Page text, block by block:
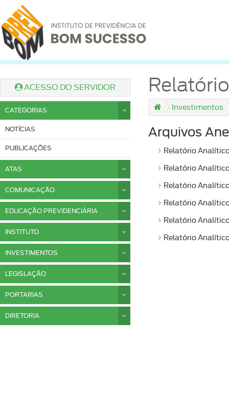
ACESSO DO SERVIDOR
CATEGORIAS
NOTÍCIAS
PUBLICAÇÕES
ATAS
COMUNICAÇÃO
EDUCAÇÃO PREVIDENCIÁRIA
INSTITUTO
INVESTIMENTOS
LEGISLAÇÃO
PORTARIAS
DIRETORIA
Investimentos
Arquivos
Relatório
Relatório
Relatório
Relatório
Relatório
Relatório